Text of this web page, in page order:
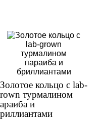
Золотое кольцо с lab-
турмалином
и